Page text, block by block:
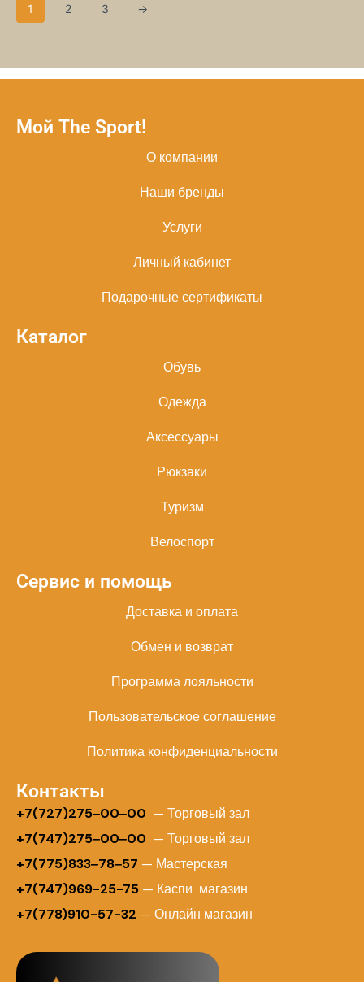
1 2 3 →
Мой The Sport!
О компании
Наши бренды
Услуги
Личный кабинет
Подарочные сертификаты
Каталог
Обувь
Одежда
Аксессуары
Рюкзаки
Туризм
Велоспорт
Сервис и помощь
Доставка и оплата
Обмен и возврат
Программа лояльности
Пользовательское соглашение
Политика конфиденциальности
Контакты
+7(727)275‒00‒00 — Торговый зал
+7(747)275‒00‒00 — Торговый зал
+7(775)833‒78‒57 — Мастерская
+7(747)969-25-75 — Каспи магазин
+7(778)910-57-32 — Онлайн магазин